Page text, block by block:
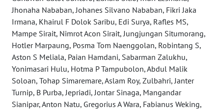
Jhonaha Nababan, Johanes Silvano Nababan, Fikri Jaka
Irmana, Khairul F Dolok Saribu, Edi Surya, Rafles MS,
Mampe Sirait, Nimrot Acon Sirait, Jungjungan Situmorang,
Hotler Marpaung, Posma Tom Naenggolan, Robintang S,
Aston S Meliala, Paian Hamdani, Sabarman Zalukhu,
Yonimasari Hulu, Hotma P Tampubolon, Abdul Malik
Soloan, Tohap Simaremare, Aslam Roy, Zulbahri, Janter
Turnip, B Purba, Jepriadi, Jontar Sinaga, Mangandar
Sianipar, Anton Natu, Gregorius A Wara, Fabianus Weking,
SULTENG
WN
SULBAR
WN
BABEL